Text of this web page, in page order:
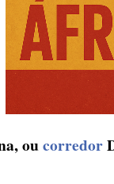
oucorredor